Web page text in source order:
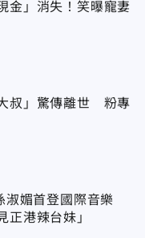
金」消失！笑曝寵妻
叔」驚傳離世 粉專
淑媚首登國際音樂
港辣台妹」